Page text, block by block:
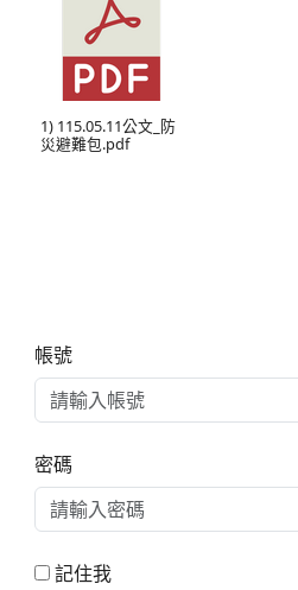
1) 115.05.11公文_防
災避難包.pdf
帳號
密碼
記住我